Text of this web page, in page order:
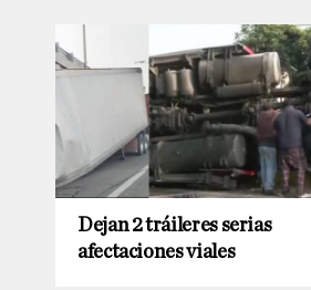
Dejan 2 tráileres serias
afectaciones viales